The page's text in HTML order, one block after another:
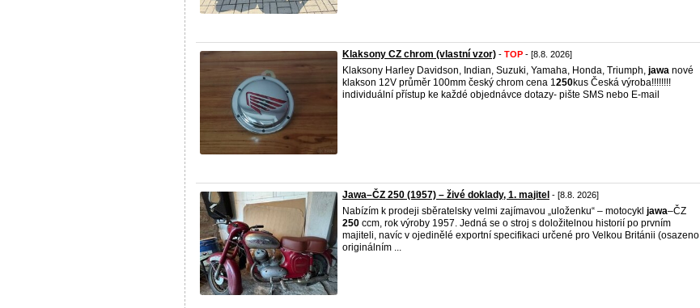
Klaksony CZ chrom (vlastní vzor) - TOP - [8.8. 2026]
Klaksony Harley Davidson, Indian, Suzuki, Yamaha, Honda, Triumph, jawa nové
klakson 12V průměr 100mm český chrom cena 1250kus Česká výroba!!!!!!!!
individuální přístup ke každé objednávce dotazy- pište SMS nebo E-mail
Jawa–ČZ 250 (1957) – živé doklady, 1. majitel - [8.8. 2026]
Nabízím k prodeji sběratelsky velmi zajímavou „uloženku“ – motocykl jawa–ČZ
250 ccm, rok výroby 1957. Jedná se o stroj s doložitelnou historií po prvním
majiteli, navíc v ojedinělé exportní specifikaci určené pro Velkou Británii (osazeno
originálním ...